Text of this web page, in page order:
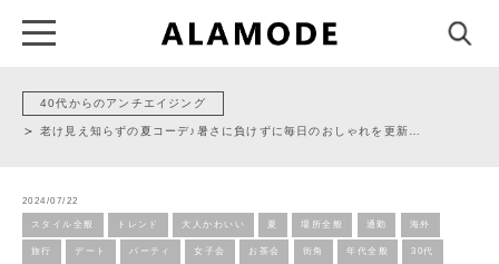
40代からのアンチエイジング
老け見え知らずの夏コーデ♪暑さに負けずに毎日のおしゃれを更新…
2024/07/22
スタイル全般 トレンド 大人かわいい 夏 場所全般 通勤 海外
旅行 デート パーティ 女子会 お茶会 街角 年代全般 30代